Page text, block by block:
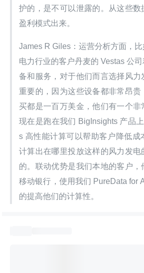
护的，是不可以泄露的。从这些数
盈利模式出来。
James R Giles：运营分析方面，
电力行业的客户丹麦的 Vestas 公
备和服务，对于他们而言选择风力
重要的，因为这些设备都非常昂贵
买都是一百万美金，他们有一个非
现在是跑在我们 BigInsights 产品
s 高性能计算可以帮助客户降低成
计算出在哪里投放这样的风力发电
的。联动优势是我们本地的客户，
移动银行，使用我们 PureData for
的提高他们的计算性。